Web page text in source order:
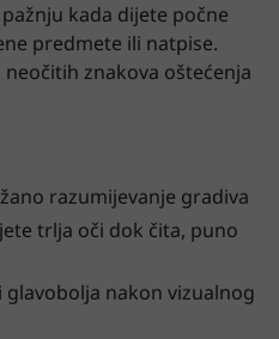
kada dijete počne
predmete ili natpise.
znakova oštećenja
razumijevanje gradiva
trlja oči dok čita, puno
nakon vizualnog